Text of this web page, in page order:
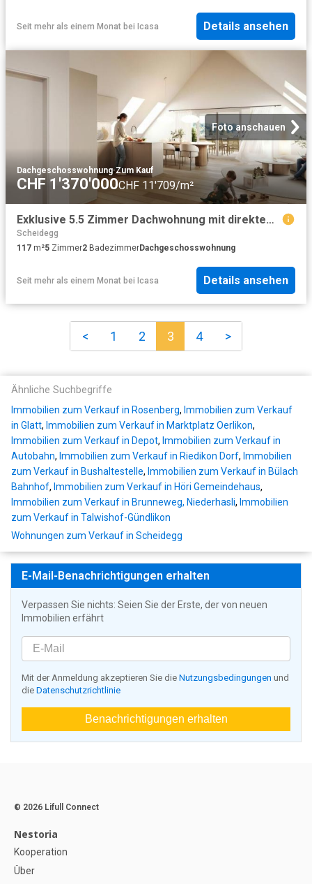
Seit mehr als einem Monat bei Icasa Details ansehen
Foto anschauen
Dachgeschosswohnung·Zum Kauf
CHF 1'370'000CHF 11'709/m²
Exklusive 5.5 Zimmer Dachwohnung mit direktem Liftzugang
Scheidegg
117 m²5 Zimmer2 BadezimmerDachgeschosswohnung
Seit mehr als einem Monat bei Icasa Details ansehen
< 1 2 3 4 >
Ähnliche Suchbegriffe
Immobilien zum Verkauf in Rosenberg, Immobilien zum Verkauf
in Glatt, Immobilien zum Verkauf in Marktplatz Oerlikon,
Immobilien zum Verkauf in Depot, Immobilien zum Verkauf in
Autobahn, Immobilien zum Verkauf in Riedikon Dorf, Immobilien
zum Verkauf in Bushaltestelle, Immobilien zum Verkauf in Bülach
Bahnhof, Immobilien zum Verkauf in Höri Gemeindehaus,
Immobilien zum Verkauf in Brunneweg, Niederhasli, Immobilien
zum Verkauf in Talwishof-Gündlikon
Wohnungen zum Verkauf in Scheidegg
E-Mail-Benachrichtigungen erhalten
Verpassen Sie nichts: Seien Sie der Erste, der von neuen
Immobilien erfährt
Mit der Anmeldung akzeptieren Sie die Nutzungsbedingungen und
die Datenschutzrichtlinie
Benachrichtigungen erhalten
© 2026 Lifull Connect
Nestoria
Kooperation
Über